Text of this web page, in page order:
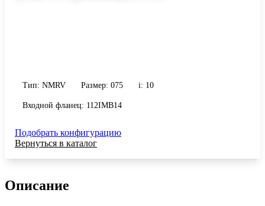
Тип: NMRV Размер: 075 i: 10
Входной фланец: 112IMB14
Подобрать конфигурацию
Вернуться в каталог
Описание